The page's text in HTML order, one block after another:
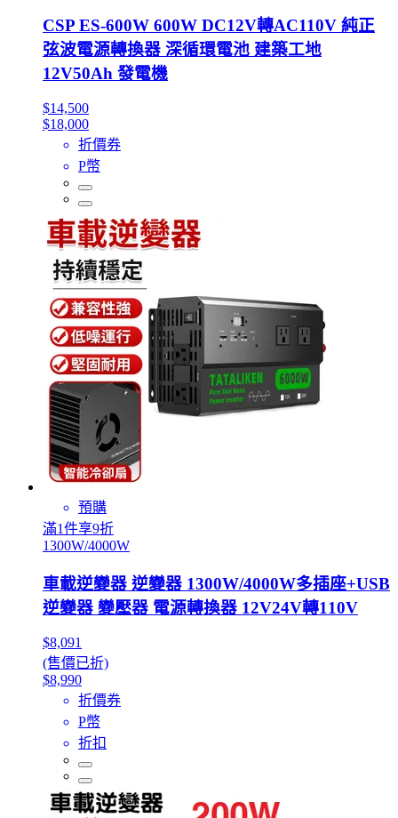
CSP ES-600W 600W DC12V轉AC110V 純正
弦波電源轉換器 深循環電池 建築工地
12V50Ah 發電機
$14,500
$18,000
折價券
P幣
預購
滿1件享9折
1300W/4000W
車載逆變器 逆變器 1300W/4000W多插座+USB
逆變器 變壓器 電源轉換器 12V24V轉110V
$8,091
(售價已折)
$8,990
折價券
P幣
折扣